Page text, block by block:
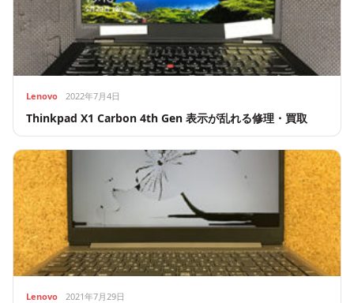
Lenovo 2022年7月4日
Thinkpad X1 Carbon 4th Gen 表示が乱れる修理・買取
Lenovo 2021年7月29日